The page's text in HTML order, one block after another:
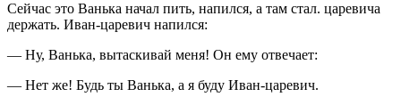
Сейчас это Ванька начал пить, напился, а там стал. царевича
держать. Иван-царевич напился:
— Ну, Ванька, вытаскивай меня! Он ему отвечает:
— Нет же! Будь ты Ванька, а я буду Иван-царевич.